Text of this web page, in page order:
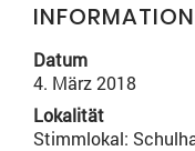
Datum
4. März 2018
Lokalität
Stimmlokal: